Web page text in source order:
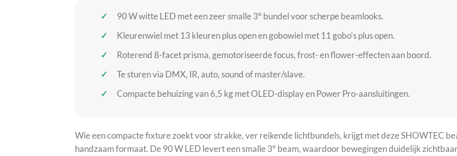
90 W witte LED met een zeer smalle 3° bundel voor scherpe beamlooks.
Kleurenwiel met 13 kleuren plus open en gobowiel met 11 gobo’s plus open.
Roterend 8-facet prisma, gemotoriseerde focus, frost- en flower-effecten aan boord.
Te sturen via DMX, IR, auto, sound of master/slave.
Compacte behuizing van 6,5 kg met OLED-display en Power Pro-aansluitingen.
Wie een compacte fixture zoekt voor strakke, ver reikende lichtbundels, krijgt met deze SHOWTEC
handzaam formaat. De 90 W LED levert een smalle 3° beam, waardoor bewegingen duidelijk